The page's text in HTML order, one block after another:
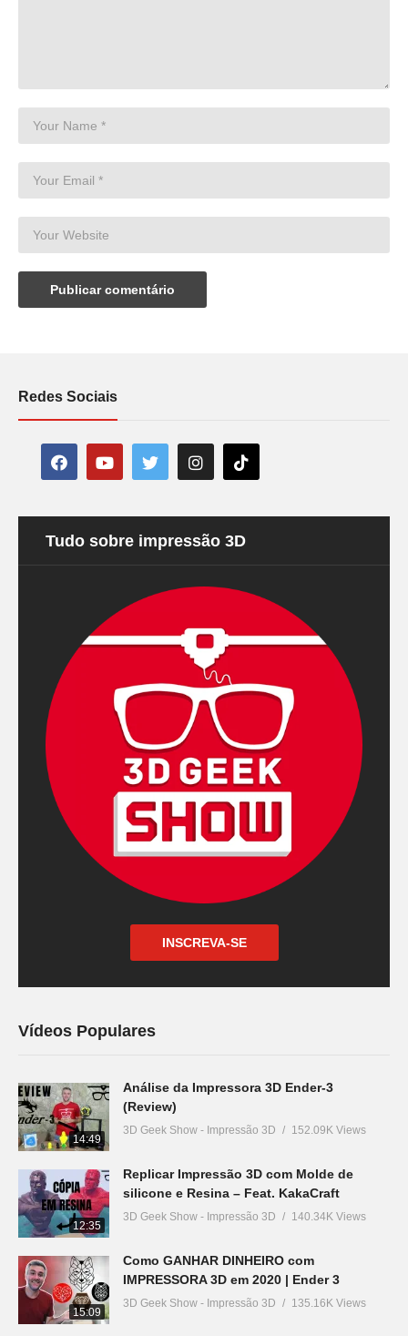
Redes Sociais
Tudo sobre impressão 3D
INSCREVA-SE
Vídeos Populares
14:49
Análise da Impressora 3D Ender-3
(Review)
3D Geek Show - Impressão 3D 152.09K Views
12:35
Replicar Impressão 3D com Molde de
silicone e Resina – Feat. KakaCraft
3D Geek Show - Impressão 3D 140.34K Views
15:09
Como GANHAR DINHEIRO com
IMPRESSORA 3D em 2020 | Ender 3
3D Geek Show - Impressão 3D 135.16K Views